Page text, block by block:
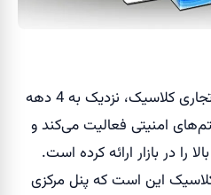
شرکت الکترونیک کاران با نام تجاری کلاسیک، نزدیک به 4 دهه
امنیتی فعالیت می‌کند و
را در بازار ارائه کرده است.
این است که پنل مرکزی